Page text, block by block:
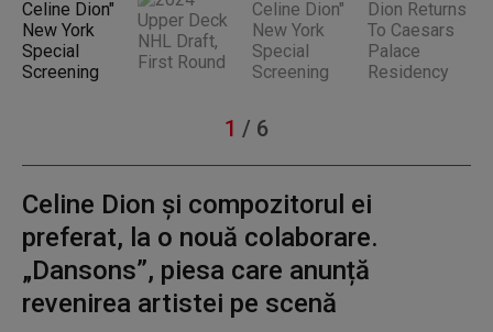
1 / 6
Celine Dion și compozitorul ei
preferat, la o nouă colaborare.
„Dansons”, piesa care anunță
revenirea artistei pe scenă